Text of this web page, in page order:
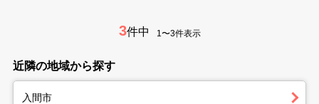
3件中 1〜3件表示
近隣の地域から探す
入間市